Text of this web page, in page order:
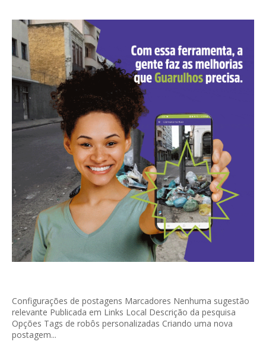
Configurações de postagens Marcadores Nenhuma sugestão
relevante Publicada em Links Local Descrição da pesquisa
Opções Tags de robôs personalizadas Criando uma nova
postagem...